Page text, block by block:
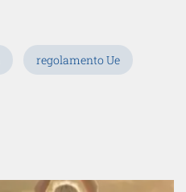
regolamento Ue